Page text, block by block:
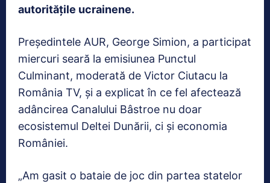
autorităţile ucrainene.
Preşedintele AUR, George Simion, a participat
miercuri seară la emisiunea Punctul
Culminant, moderată de Victor Ciutacu la
România TV, şi a explicat în ce fel afectează
adâncirea Canalului Bâstroe nu doar
ecosistemul Deltei Dunării, ci şi economia
României.
„Am gasit o bataie de joc din partea statelor